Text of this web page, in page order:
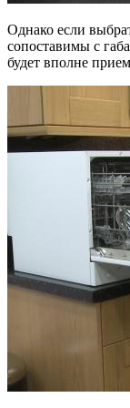
Однако если
сопоставимы с
будет вполне